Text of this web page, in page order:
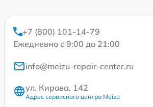
+7 (800) 101-14-79
Ежедневно с 9:00 до 21:00
info@meizu-repair-center.ru
ул. Кирова, 142
Адрес сервисного центра Meizu